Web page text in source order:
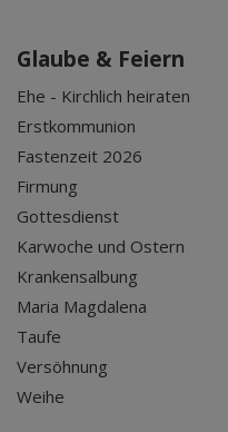
Glaube & Feiern
Ehe - Kirchlich heiraten
Erstkommunion
Fastenzeit 2026
Firmung
Gottesdienst
Karwoche und Ostern
Krankensalbung
Maria Magdalena
Taufe
Versöhnung
Weihe